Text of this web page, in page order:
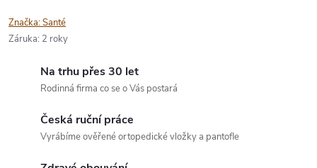
Značka:Santé
Záruka: 2 roky
Na trhu přes 30 let
Rodinná firma co se o Vás postará
Česká ruční práce
Vyrábíme ověřené ortopedické vložky a pantofle